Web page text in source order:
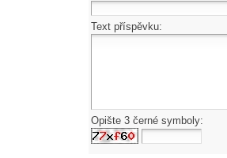
Text příspěvku:
Opište 3 černé symboly: